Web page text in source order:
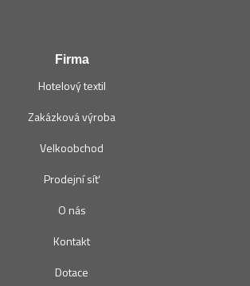
Firma
Hotelový textil
Zakázková výroba
Velkoobchod
Prodejní síť
O nás
Kontakt
Dotace